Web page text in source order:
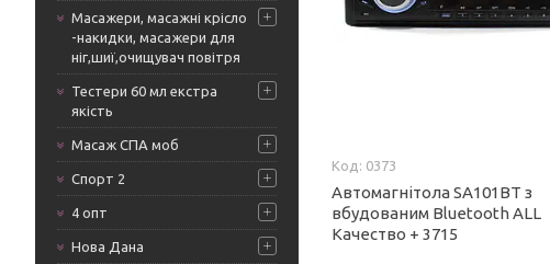
Масажери, масажні крісло
-накидки, масажери для
ніг,шиї,очищувач повітря
Тестери 60 мл екстра
якість
Масаж СПА моб
Спорт 2
4 опт
Нова Дана
0373
Автомагнітола SA101BT з
вбудованим Bluetooth ALL
Качество + 3715